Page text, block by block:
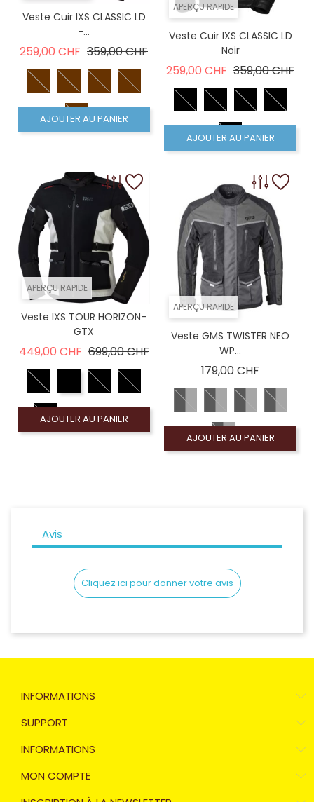
Veste Cuir IXS CLASSIC LD
-...
259,00 CHF Prix de base
359,00 CHFPrix
AJOUTER AU PANIER
APERÇU RAPIDE
Veste Cuir IXS CLASSIC LD
Noir
259,00 CHF Prix de base
359,00 CHFPrix
AJOUTER AU PANIER
APERÇU RAPIDE
Veste IXS TOUR HORIZON-
GTX
449,00 CHF Prix de base
699,00 CHFPrix
AJOUTER AU PANIER
APERÇU RAPIDE
Veste GMS TWISTER NEO
WP...
179,00 CHF
AJOUTER AU PANIER
Avis
Cliquez ici pour donner votre avis
INFORMATIONS
SUPPORT
INFORMATIONS
MON COMPTE